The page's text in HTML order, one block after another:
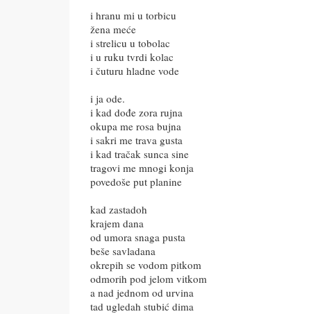
i hranu mi u torbicu
žena meće
i strelicu u tobolac
i u ruku tvrdi kolac
i čuturu hladne vode
i ja ode.
i kad dođe zora rujna
okupa me rosa bujna
i sakri me trava gusta
i kad tračak sunca sine
tragovi me mnogi konja
povedoše put planine
kad zastadoh
krajem dana
od umora snaga pusta
beše savladana
okrepih se vodom pitkom
odmorih pod jelom vitkom
a nad jednom od urvina
tad ugledah stubić dima